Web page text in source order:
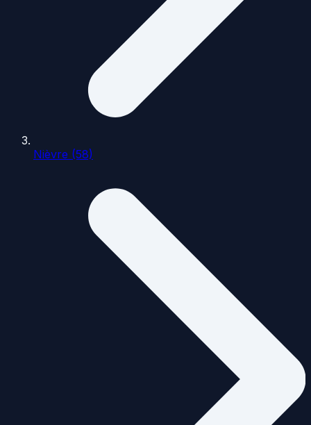
Nièvre (58)